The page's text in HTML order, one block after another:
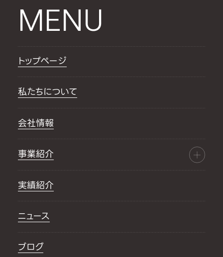
MENU
トップページ
私たちについて
会社情報
事業紹介
実績紹介
ニュース
ブログ